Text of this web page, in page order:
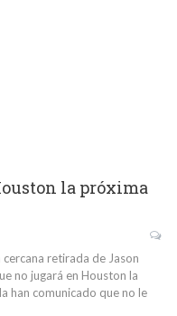
la próxima
retirada de Jason
no jugará en Houston la
han comunicado que no le